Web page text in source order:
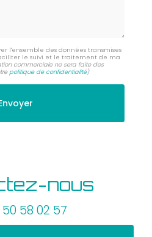
l'ensemble des données transmises
le suivi et le traitement de ma
commerciale ne sera faite des
politique de confidentialité)
nous
58 02 57